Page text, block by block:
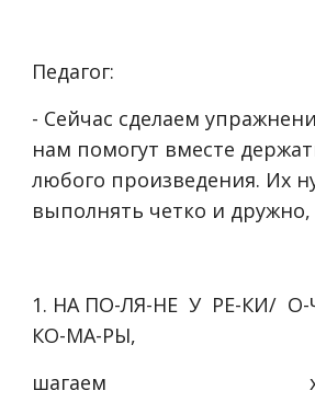
Педагог:
- Сейчас сделаем
нам помогут вместе
любого произведения. Их
выполнять четко и дружно,
1. НА ПО-ЛЯ-НЕ У РЕ-КИ/
КО-МА-РЫ,
шагаем